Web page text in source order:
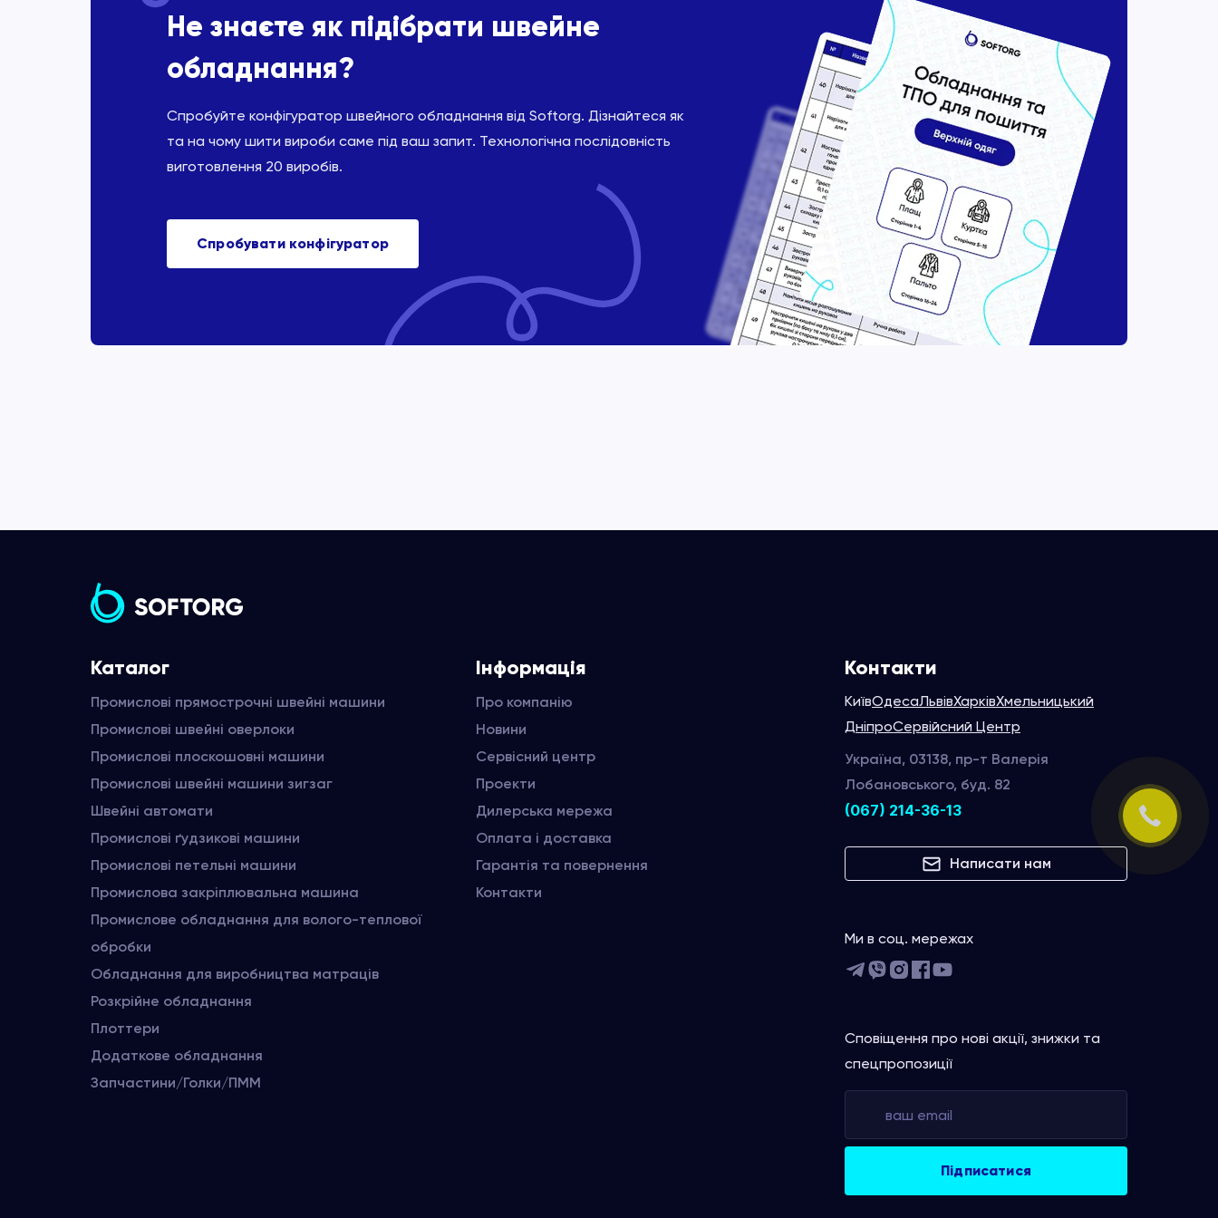
Не знаєте як підібрати швейне
обладнання?
Спробуйте конфігуратор швейного обладнання від Softorg. Дізнайтеся як
та на чому шити вироби саме під ваш запит. Технологічна послідовність
виготовлення 20 виробів.
Спробувати конфігуратор
Каталог
Промислові прямострочні швейні машини
Промислові швейні оверлоки
Промислові плоскошовні машини
Промислові швейні машини зигзаг
Швейні автомати
Промислові ґудзикові машини
Промислові петельні машини
Промислова закріплювальна машина
Промислове обладнання для волого-теплової
обробки
Обладнання для виробництва матраців
Розкрійне обладнання
Плоттери
Додаткове обладнання
Запчастини/Голки/ПММ
Інформація
Про компанію
Новини
Сервісний центр
Проекти
Дилерська мережа
Оплата і доставка
Гарантія та повернення
Контакти
Контакти
КиївОдесаЛьвівХарківХмельницький
ДніпроСервійсний Центр
Україна, 03138, пр-т Валерія
Лобановського, буд. 82
(067) 214-36-13
Написати нам
Ми в соц. мережах
Сповіщення про нові акції, знижки та
спецпропозиції